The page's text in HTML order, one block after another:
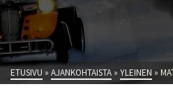
ETUSIVU » AJANKOHTAISTA » YLEINEN »